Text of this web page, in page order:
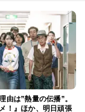
由は”熱量の伝播”。
！』ほか、明日頑張